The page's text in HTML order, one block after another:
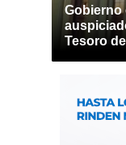
Gobierno
Tesoro